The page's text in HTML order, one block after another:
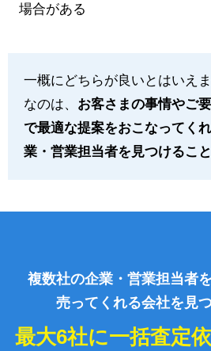
場合がある
一概にどちらが良いとはいえ
なのは、 お客さまの事情やご
で最適な提案をおこなってく
業・営業担当者を見つけること
複数社の企業・営業担当者
売ってくれる会社を見
最大6社に一括査定